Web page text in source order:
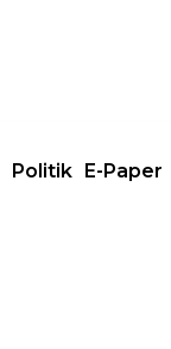
Politik E-Paper